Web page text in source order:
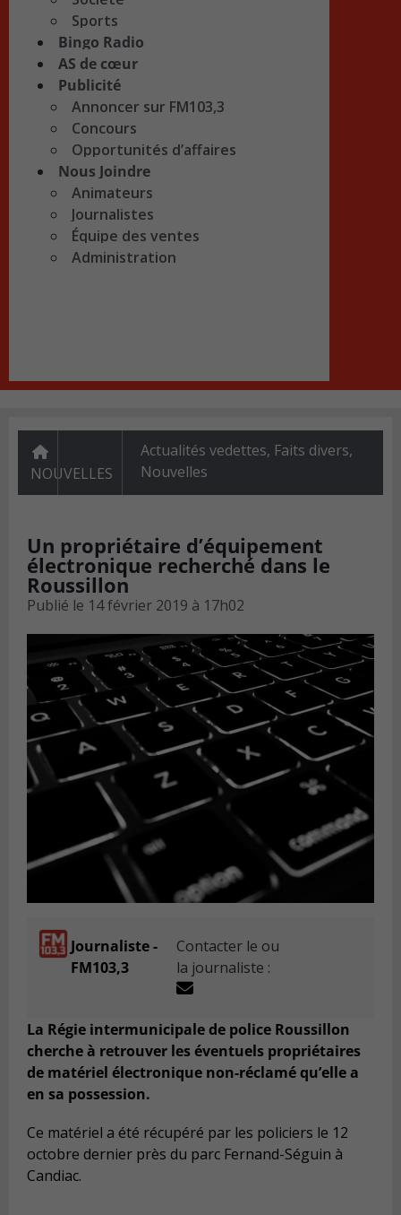
Sports
Bingo Radio
AS de cœur
Publicité
Annoncer sur FM103,3
Concours
Opportunités d’affaires
Nous Joindre
Animateurs
Journalistes
Équipe des ventes
Administration
NOUVELLES
Actualités vedettes, Faits divers,
Nouvelles
Un propriétaire d’équipement
électronique recherché dans le
Roussillon
Publié le 14 février 2019 à 17h02
Journaliste -
FM103,3
Contacter le ou
la journaliste :
La Régie intermunicipale de police Roussillon
cherche à retrouver les éventuels propriétaires
de matériel électronique non-réclamé qu’elle a
en sa possession.
Ce matériel a été récupéré par les policiers le 12
octobre dernier près du parc Fernand-Séguin à
Candiac.